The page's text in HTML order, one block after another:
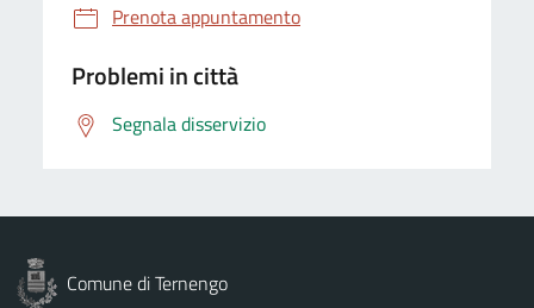
Prenota appuntamento
Problemi in città
Segnala disservizio
Comune di Ternengo